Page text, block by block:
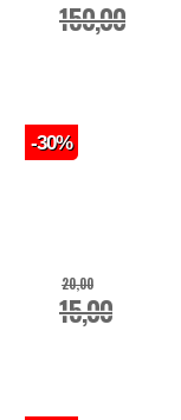
150,00
15,00
20,00
-30%